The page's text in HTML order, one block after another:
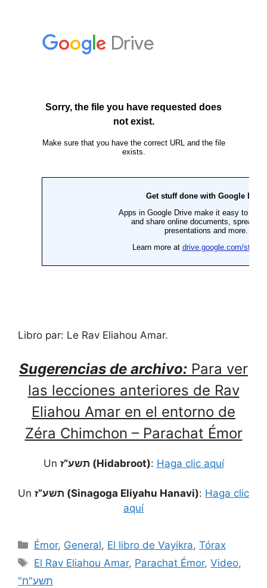
Libro par: Le Rav Eliahou Amar.
Sugerencias de archivo: Para ver
las lecciones anteriores de Rav
Eliahou Amar en el entorno de
Zéra Chimchon – Parachat Émor
Un תשע”ז (Hidabroot): Haga clic aquí
Un תשע”ז (Sinagoga Eliyahu Hanavi): Haga clic
aquí
Émor, General, El libro de Vayikra,Tórax
El Rav Eliahou Amar, Parachat Émor,Video,
"תשע"ח